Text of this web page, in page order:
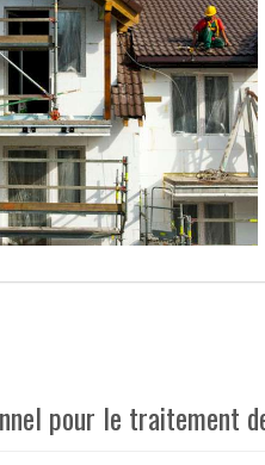
pour le traitement